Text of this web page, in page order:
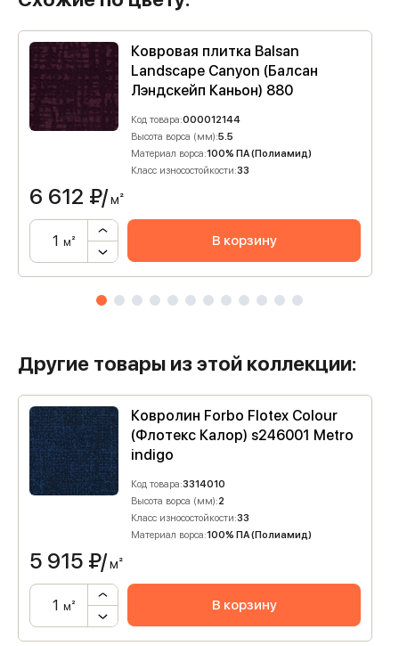
Ковровая плитка Balsan
Landscape Canyon (Балсан
Лэндскейп Каньон) 880
Код товара:000012144
Высота ворса (мм):5.5
Материал ворса:100% ПА (Полиамид)
Класс износостойкости:33
6 612 ₽/м²
м² В корзину
Другие товары из этой коллекции:
Ковролин Forbo Flotex Colour
(Флотекс Калор) s246001 Metro
indigo
Код товара:3314010
Высота ворса (мм):2
Класс износостойкости:33
Материал ворса:100% ПА (Полиамид)
5 915 ₽/м²
м² В корзину